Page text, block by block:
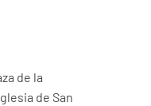
de la
de San